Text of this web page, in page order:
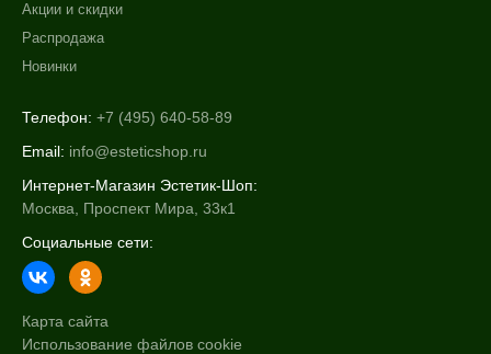
Акции и скидки
Распродажа
Новинки
Телефон: +7 (495) 640-58-89
Email: info@esteticshop.ru
Интернет-Магазин Эстетик-Шоп:
Москва, Проспект Мира, 33к1
Социальные сети:
Карта сайта
Использование файлов cookie